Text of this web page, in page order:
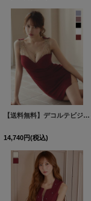
【送料無料】デコルテビジュー/ラメ/ストレッチ/ミニドレス/キャバドレス【XS-Lサイズ/5カラー】[OF03] 【YN】dzwvGI【一部予約商品/8月下旬発送予定】
14,740円(税込)